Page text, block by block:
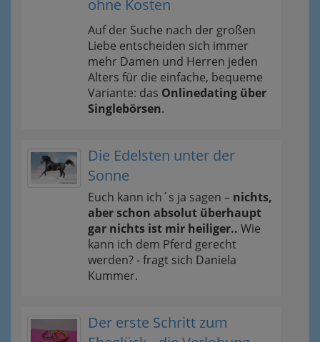
ohne Kosten
Auf der Suche nach der großen
Liebe entscheiden sich immer
mehr Damen und Herren jeden
Alters für die einfache, bequeme
Variante: das Onlinedating über
Singlebörsen.
Die Edelsten unter der
Sonne
Euch kann ich´s ja sagen – nichts,
aber schon absolut überhaupt
gar nichts ist mir heiliger.. Wie
kann ich dem Pferd gerecht
werden? - fragt sich Daniela
Kummer.
Der erste Schritt zum